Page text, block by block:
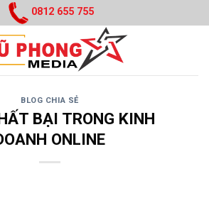
0812 655 755
BLOG CHIA SẺ
BẠI TRONG KINH
ONLINE